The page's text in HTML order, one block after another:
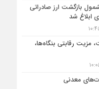
بازگشت ارز صادراتی
ابلاغ شد
رقابتی بنگاه‌ها،
معدنی